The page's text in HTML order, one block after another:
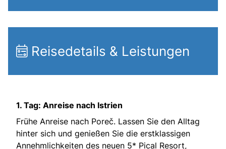
Reisedetails & Leistungen
1. Tag: Anreise nach Istrien
Frühe Anreise nach Poreč. Lassen Sie den Alltag
hinter sich und genießen Sie die erstklassigen
Annehmlichkeiten des neuen 5* Pical Resort,